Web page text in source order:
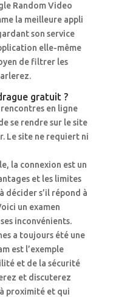
Random Video
la meilleure appli
son service
elle-même
de filtrer les
gratuit ?
en ligne
se rendre sur le site
Le site ne requiert ni
la connexion est un
et les limites
décider s’il répond à
un examen
inconvénients.
a toujours été une
est l’exemple
et de la sécurité
et discuterez
proximité et qui